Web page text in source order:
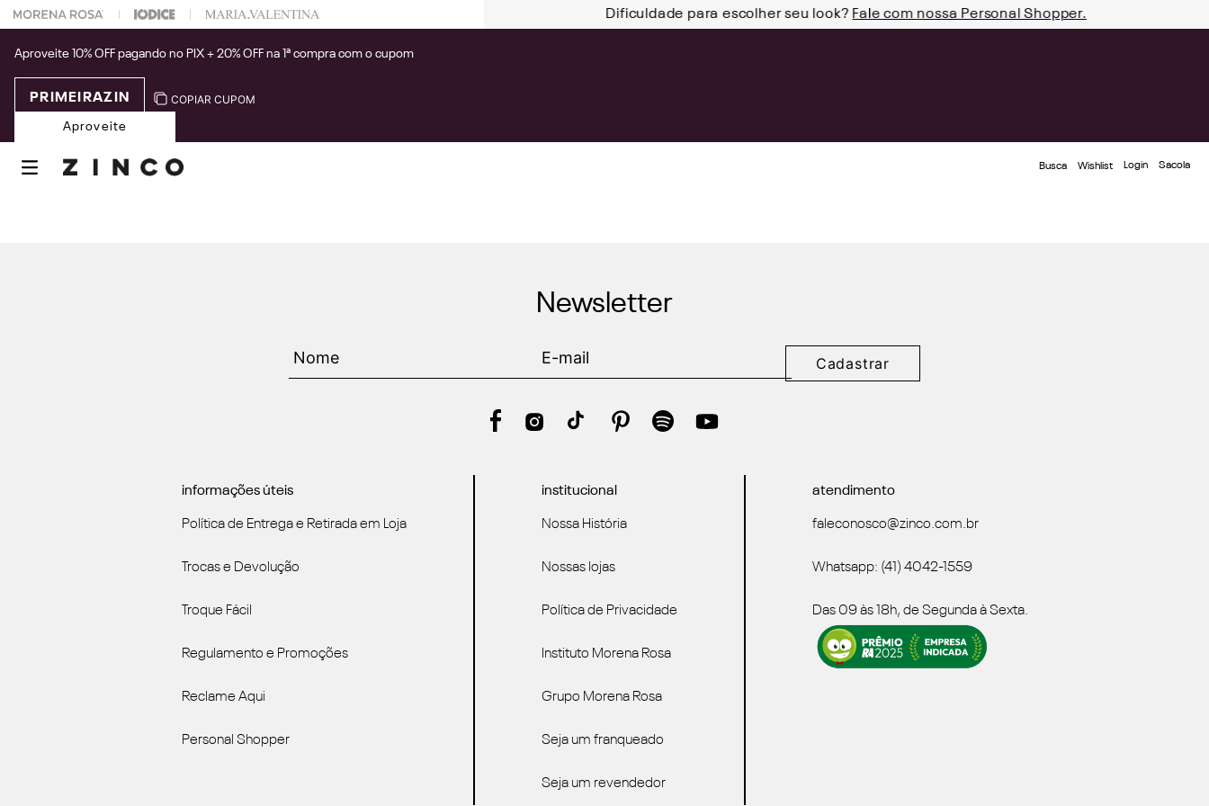
na sua 1° compra usando o cupom: PRIMEIRAZIN Dificuldade para escolher seu look? Fale com nossa Personal Shopper.
Aproveite 10% OFF pagando no PIX + 20% OFF na 1ª compra com o cupom
PRIMEIRAZIN COPIAR CUPOM
Aproveite
Busca Wishlist Login
Newsletter
Cadastrar
informações úteis
Política de Entrega e Retirada em Loja
Trocas e Devolução
Troque Fácil
Regulamento e Promoções
Reclame Aqui
Personal Shopper
institucional
Nossa História
Nossas lojas
Política de Privacidade
Instituto Morena Rosa
Grupo Morena Rosa
Seja um franqueado
Seja um revendedor
atendimento
faleconosco@zinco.com.br
Whatsapp: (41) 4042-1559
Das 09 às 18h, de Segunda à Sexta.